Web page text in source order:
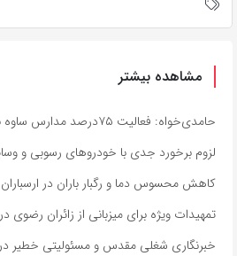
مشاهده بیشتر
حامدی‌خواه: فعالیت ۷۵درصد مدارس ساوه به صورت دوشیفت است
لزوم برخورد جدی با خودروهای رسوبی و
کاهش محسوس دما و رگبار باران در ارسباران
تمهیدات ویژه برای میزبانی از زائران رضوی
خبرنگاری شغلی مقدس و مسئولیتی خطیر در